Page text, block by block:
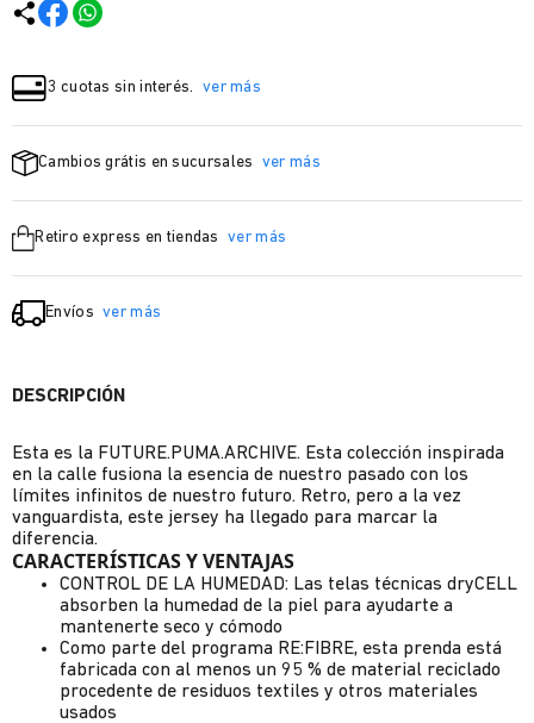
3 cuotas sin interés. ver más
Cambios grátis en sucursales ver más
Retiro express en tiendas ver más
Envíos ver más
DESCRIPCIÓN
Esta es la FUTURE.PUMA.ARCHIVE. Esta colección inspirada
en la calle fusiona la esencia de nuestro pasado con los
límites infinitos de nuestro futuro. Retro, pero a la vez
vanguardista, este jersey ha llegado para marcar la
diferencia.
CARACTERÍSTICAS Y VENTAJAS
CONTROL DE LA HUMEDAD: Las telas técnicas dryCELL
absorben la humedad de la piel para ayudarte a
mantenerte seco y cómodo
Como parte del programa RE:FIBRE, esta prenda está
fabricada con al menos un 95 % de material reciclado
procedente de residuos textiles y otros materiales
usados